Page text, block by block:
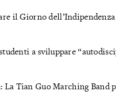
il Giorno
a sviluppare
Tian Guo Marching Band